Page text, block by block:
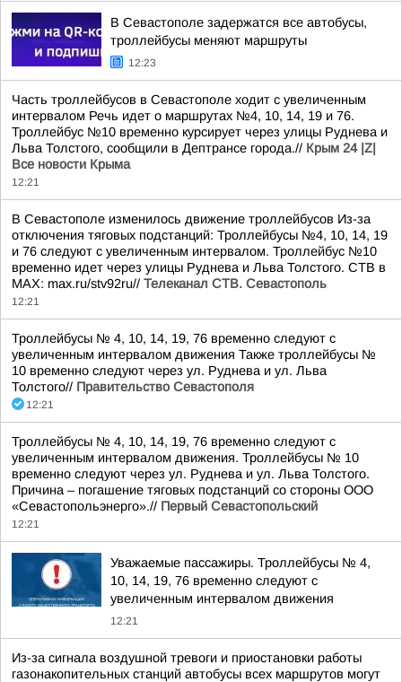
В Севастополе задержатся все автобусы,
троллейбусы меняют маршруты
12:23
Часть троллейбусов в Севастополе ходит с увеличенным
интервалом Речь идет о маршрутах №4, 10, 14, 19 и 76.
Троллейбус №10 временно курсирует через улицы Руднева и
Льва Толстого, сообщили в Дептрансе города.// Крым 24 |Z|
Все новости Крыма
12:21
В Севастополе изменилось движение троллейбусов Из-за
отключения тяговых подстанций: Троллейбусы №4, 10, 14, 19
и 76 следуют с увеличенным интервалом. Троллейбус №10
временно идет через улицы Руднева и Льва Толстого. СТВ в
MAX: max.ru/stv92ru// Телеканал CТВ. Севастополь
12:21
Троллейбусы № 4, 10, 14, 19, 76 временно следуют с
увеличенным интервалом движения Также троллейбусы №
10 временно следуют через ул. Руднева и ул. Льва
Толстого// Правительство Севастополя
12:21
Троллейбусы № 4, 10, 14, 19, 76 временно следуют с
увеличенным интервалом движения. Троллейбусы № 10
временно следуют через ул. Руднева и ул. Льва Толстого.
Причина – погашение тяговых подстанций со стороны ООО
«Севастопольэнерго».// Первый Севастопольский
12:21
Уважаемые пассажиры. Троллейбусы № 4,
10, 14, 19, 76 временно следуют с
увеличенным интервалом движения
12:21
Из-за сигнала воздушной тревоги и приостановки работы
газонакопительных станций автобусы всех маршрутов могут